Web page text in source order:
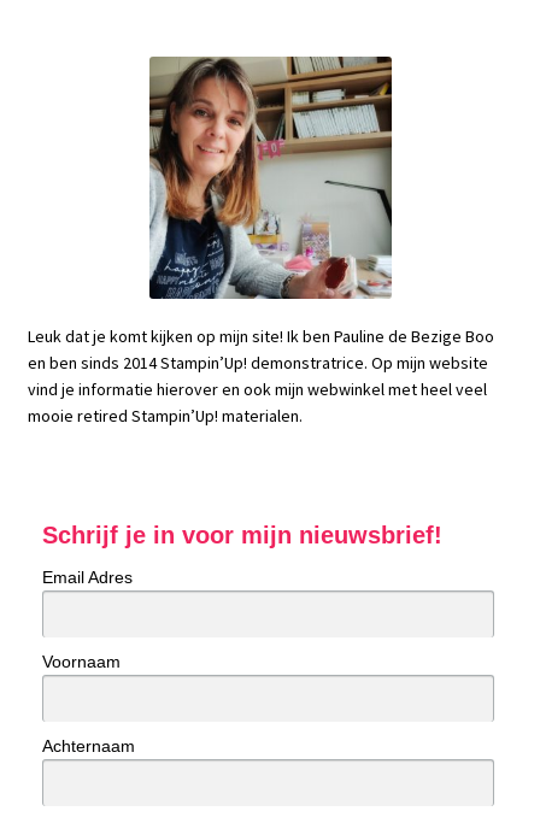
Leuk dat je komt kijken op mijn site! Ik ben Pauline de Bezige Boo
en ben sinds 2014 Stampin’Up! demonstratrice. Op mijn website
vind je informatie hierover en ook mijn webwinkel met heel veel
mooie retired Stampin’Up! materialen.
Schrijf je in voor mijn nieuwsbrief!
Email Adres
Voornaam
Achternaam